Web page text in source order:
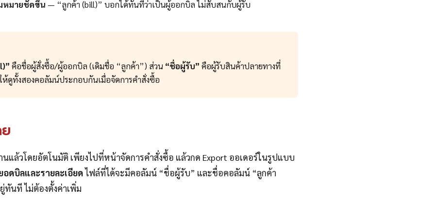
หมายชัดขึ้น — “ลูกค้า (bill)” บอกได้ทันทีว่าเป็นผู้ออกบิล ไม่สับสนกับผู้รับ
คือชื่อผู้สั่งซื้อ/ผู้ออกบิล (เดิมชื่อ “ลูกค้า”) ส่วน “ชื่อผู้รับ” คือผู้รับสินค้าปลายทางที่
ห้ดูทั้งสองคอลัมน์ประกอบกันเมื่อจัดการคำสั่งซื้อ
แล้วโดยอัตโนมัติ เพียงไปที่หน้าจัดการคำสั่งซื้อ แล้วกด Export ออเดอร์ในรูปแบบ
ดบิลและรายละเอียดไฟล์ที่ได้จะมีคอลัมน์ “ชื่อผู้รับ” และชื่อคอลัมน์ “ลูกค้า
ทันที ไม่ต้องตั้งค่าเพิ่ม